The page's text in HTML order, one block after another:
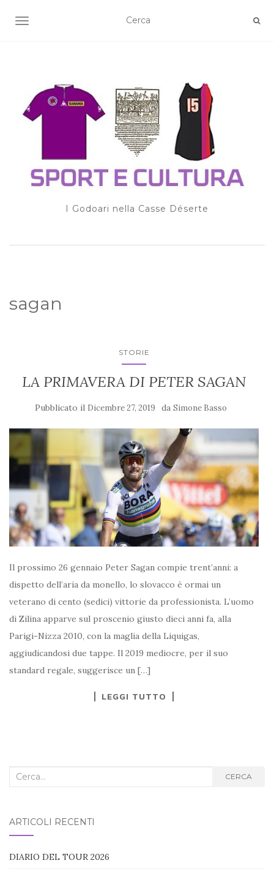
TOGGLE NAVIGATION
I Godoari nella Casse Déserte
sagan
STORIE
LA PRIMAVERA DI PETER SAGAN
Pubblicato il Dicembre 27, 2019 da Simone Basso
Il prossimo 26 gennaio Peter Sagan compie trent’anni: a
dispetto dell’aria da monello, lo slovacco è ormai un
veterano di cento (sedici) vittorie da professionista. L’uomo
di Zilina apparve sul proscenio giusto dieci anni fa, alla
Parigi-Nizza 2010, con la maglia della Liquigas,
aggiudicandosi due tappe. Il 2019 mediocre, per il suo
standard regale, suggerisce un […]
LEGGI TUTTO
Cerca
CERCA
ARTICOLI RECENTI
DIARIO DEL TOUR 2026